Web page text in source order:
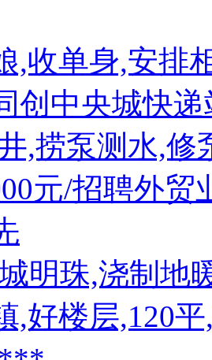
,收单身,安排
创中央城快
,捞泵测水,修
元/招聘外
明珠,浇制地
,好楼层,120